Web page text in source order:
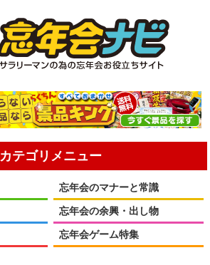
カテゴリメニュー
忘年会のマナーと常識
忘年会の余興・出し物
忘年会ゲーム特集